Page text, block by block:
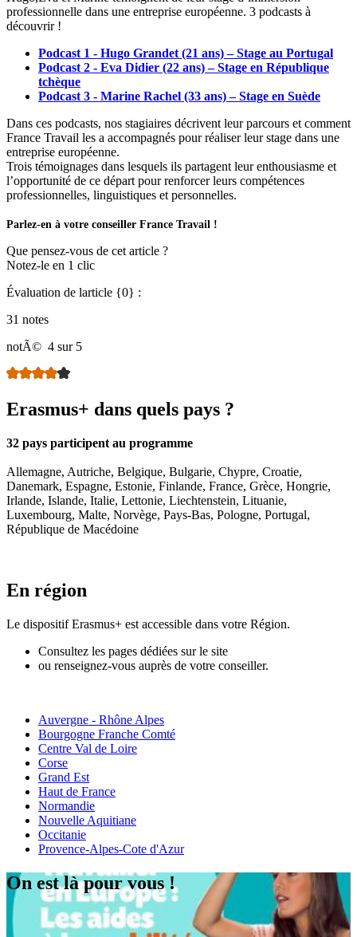
professionnelle dans une entreprise européenne. 3 podcasts à
découvrir !
Podcast 1 - Hugo Grandet (21 ans) – Stage au Portugal
Podcast 2 - Eva Didier (22 ans) – Stage en République
tchèque
Podcast 3 - Marine Rachel (33 ans) – Stage en Suède
Dans ces podcasts, nos stagiaires décrivent leur parcours et comment
France Travail les a accompagnés pour réaliser leur stage dans une
entreprise européenne.
Trois témoignages dans lesquels ils partagent leur enthousiasme et
l’opportunité de ce départ pour renforcer leurs compétences
professionnelles, linguistiques et personnelles.
Parlez-en à votre conseiller France Travail !
Que pensez-vous de cet article ?
Notez-le en 1 clic
Évaluation de larticle {0} :
31 notes
notÃ© 4 sur 5
Erasmus+ dans quels pays ?
32 pays participent au programme
Allemagne, Autriche, Belgique, Bulgarie, Chypre, Croatie,
Danemark, Espagne, Estonie, Finlande, France, Grèce, Hongrie,
Irlande, Islande, Italie, Lettonie, Liechtenstein, Lituanie,
Luxembourg, Malte, Norvège, Pays-Bas, Pologne, Portugal,
République de Macédoine
En région
Le dispositif Erasmus+ est accessible dans votre Région.
Consultez les pages dédiées sur le site
ou renseignez-vous auprès de votre conseiller.
Auvergne - Rhône Alpes
Bourgogne Franche Comté
Centre Val de Loire
Corse
Grand Est
Haut de France
Normandie
Nouvelle Aquitiane
Occitanie
Provence-Alpes-Cote d'Azur
On est là pour vous !